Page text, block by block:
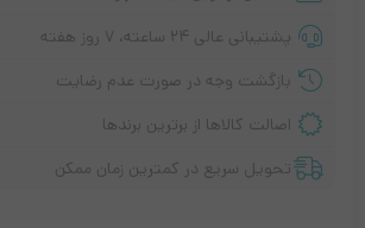
پشتیبانی عالی ۲۴ ساعته، ۷ روز هفته
بازگشت وجه در صورت عدم رضایت
اصالت کالاها از برترین برندها
تحویل سریع در کمترین زمان ممکن